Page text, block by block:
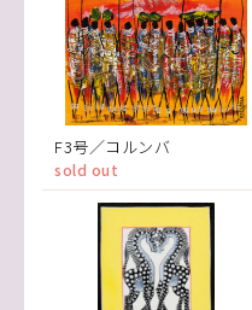
F3号／コルンバ
sold out